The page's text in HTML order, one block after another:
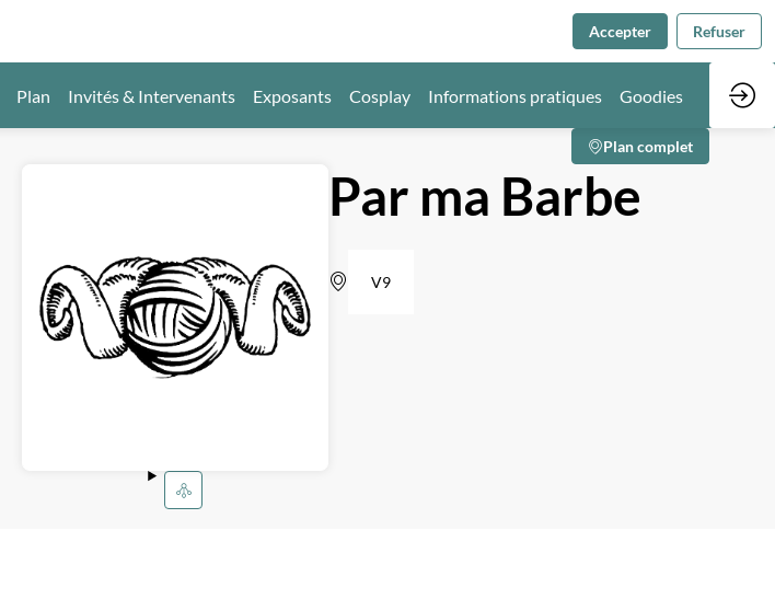
Plan Invités & Intervenants Exposants Cosplay Informations pratiques Goodies
Plan complet
Par ma Barbe
V9
Accepter Refuser